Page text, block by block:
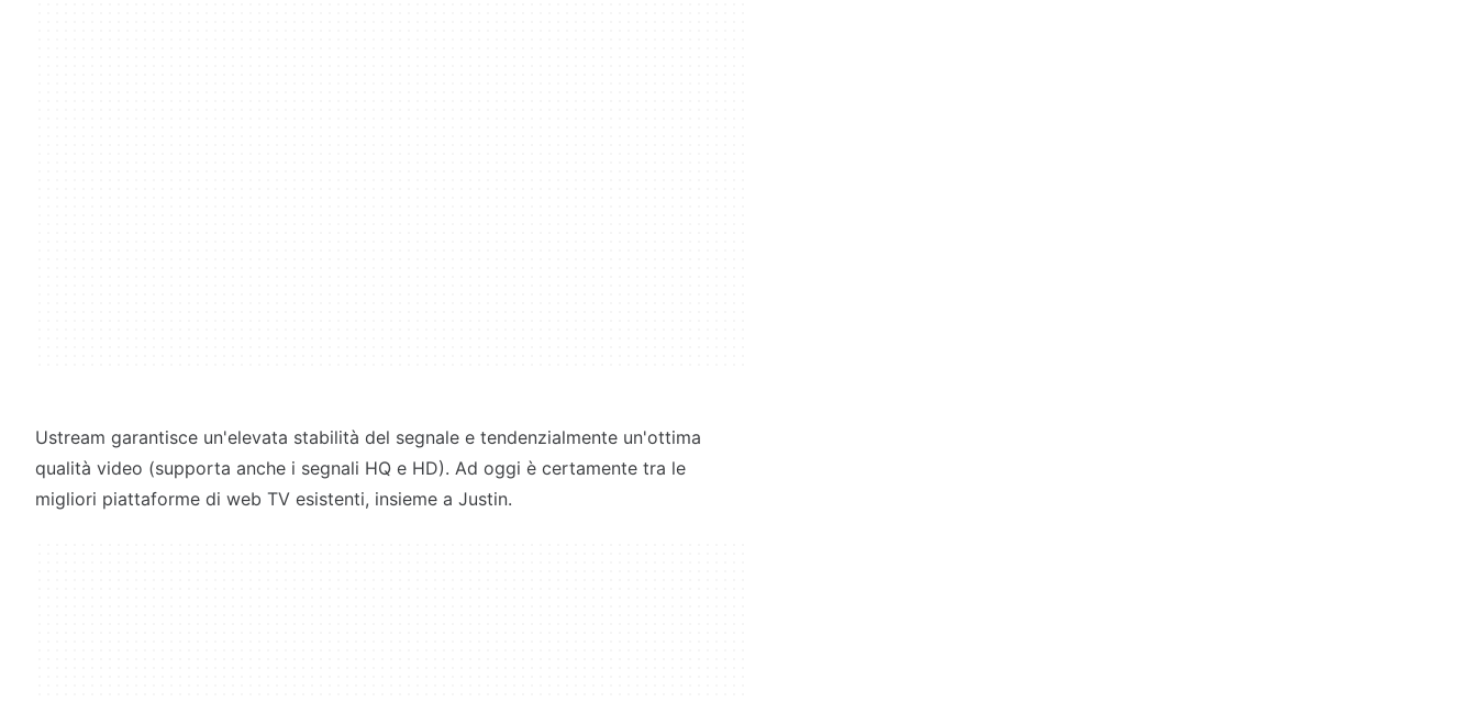
Ustream garantisce un'elevata stabilità del segnale e tendenzialmente un'ottima
qualità video (supporta anche i segnali HQ e HD). Ad oggi è certamente tra le
migliori piattaforme di web TV esistenti, insieme a Justin.